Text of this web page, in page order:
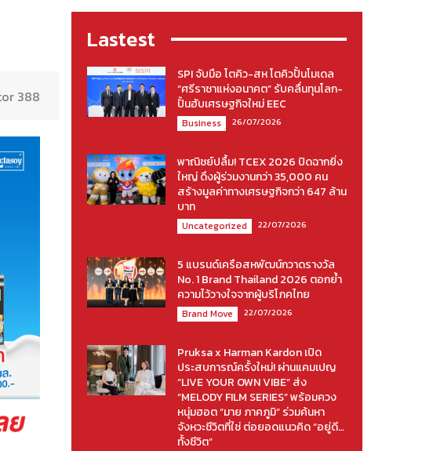
388
Lastest
SPI จับมือ โตคิว-สห โตคิวปั้นโมเดล
“ศรีราชาแห่งอนาคต” รับคลื่นทุนโลก-
ปั้นฮับเศรษฐกิจใหม่ EEC
Business 26/07/2026
พาณิชย์ปลื้ม! TCEX 2026 ปิดฉากยิ่ง
ใหญ่ ดึงผู้ร่วมงานกว่า 35,000 คน
สร้างมูลค่าทางเศรษฐกิจกว่า 647 ล้าน
บาท
Uncategorized 22/07/2026
5 แบรนด์เครือสหพัฒน์กวาดรางวัล
No. 1 Brand Thailand 2026 ตอกย้ำ
ความไว้วางใจจากผู้บริโภคไทย
Brand Move 22/07/2026
Pruksa x Harman Kardon เปิด
ประสบการณ์ครั้งใหม่! ผ่านแคมเปญ
“LIVE YOUR OWN VIBE” ส่ง
“MELODY FILM SERIES” พร้อมควง
หนุ่มฮอต “มาย ภาคภูมิ” ร่วมค้นหา
จังหวะชีวิตที่ใช่ ต่อยอดแนวคิด “อยู่ดี…
ทั้งชีวิต”